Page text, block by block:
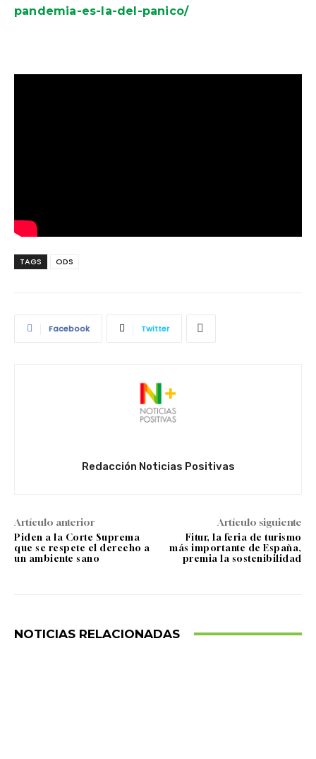
pandemia-es-la-del-panico/
TAGS ODS
Facebook Twitter
Redacción Noticias Positivas
Artículo anterior
Piden a la Corte Suprema
que se respete el derecho a
un ambiente sano
Artículo siguiente
Fitur, la feria de turismo
más importante de España,
premia la sostenibilidad
NOTICIAS RELACIONADAS